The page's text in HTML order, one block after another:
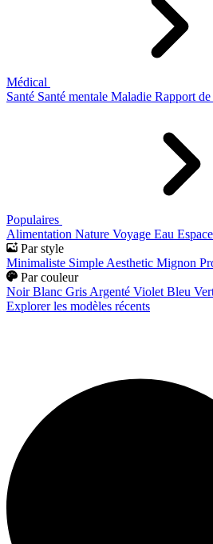
Médical
Santé Santé mentale Maladie Rapport de
Populaires
Alimentation Nature Voyage Eau Espace
Par style
Minimaliste Simple Aesthetic Mignon
Par couleur
Noir Blanc Gris Argenté Violet Bleu
Explorer les modèles récents